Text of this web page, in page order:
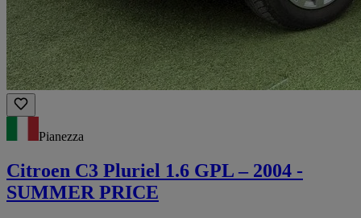
Pianezza
Citroen C3 Pluriel 1.6 GPL – 2004 -
SUMMER PRICE